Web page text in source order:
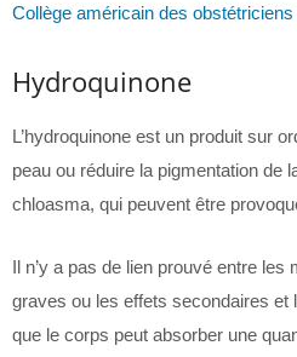
Collège américain des
Hydroquinone
L’hydroquinone est un produit sur
peau ou réduire la pigmentation de
chloasma, qui peuvent être
Il n’y a pas de lien prouvé entre les
graves ou les effets secondaires et
que le corps peut absorber une